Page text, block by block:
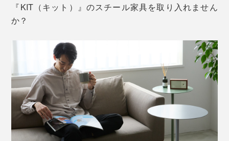
『KIT（キット）』のスチール家具を取り入れません
か？